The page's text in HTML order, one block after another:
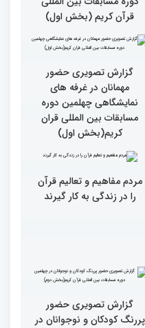
ایران مهد قرآن است/ سطح
مسابقات ایران خیلی بالاست
گزارش تصویری سومین روز
رقابت بخش بانوان چهلمین
دوره مسابقات بین المللی
مسابقات بین المللی قران
کریم(بخش اول)